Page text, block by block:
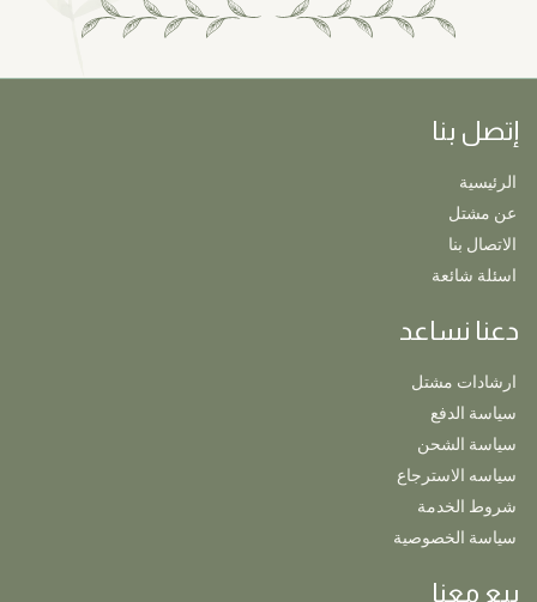
إتصل بنا
الرئيسية
عن مشتل
الاتصال بنا
اسئلة شائعة
دعنا نساعد
ارشادات مشتل
سياسة الدفع
سياسة الشحن
سياسه الاسترجاع
شروط الخدمة
سياسة الخصوصية
بيع معنا